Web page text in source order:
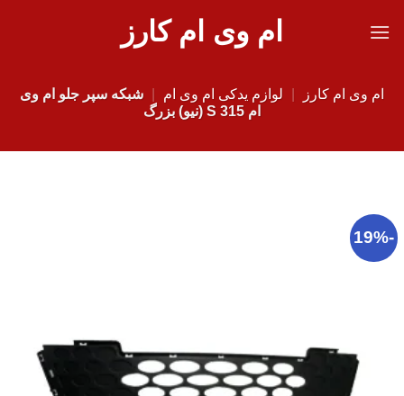
ام وی ام کارز
ام وی ام کارز لوازم یدکی ام وی ام
شبکه سپر جلو ام وی
ام 315 S (نیو) بزرگ
-19%